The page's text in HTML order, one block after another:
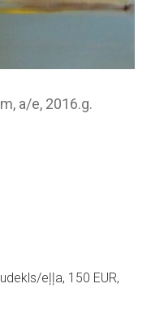
a/e, 2016.g.
eļļa, 150 EUR,